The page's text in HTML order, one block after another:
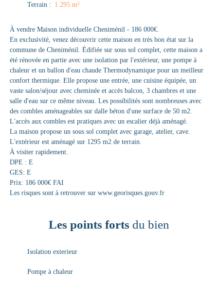
Terrain : 1 295 m²
À vendre Maison individuelle Cheniménil - 186 000€.
En exclusivité, venez découvrir cette maison en très bon état sur la
commune de Cheniménil. Édifiée sur sous sol complet, cette maison a
été rénovée en partie avec une isolation par l'extérieur, une pompe à
chaleur et un ballon d'eau chaude Thermodynamique pour un meilleur
confort thermique. Elle propose une entrée, une cuisine équipée, un
vaste salon/séjour avec cheminée et accès balcon, 3 chambres et une
salle d'eau sur ce même niveau. Les possibilités sont nombreuses avec
des combles aménageables sur dalle béton d'une surface de 50 m2.
L'accès aux combles est pratiques avec un escalier déjà aménagé.
La maison propose un sous sol complet avec garage, atelier, cave.
L'extérieur est aménagé sur 1295 m2 de terrain.
À visiter rapidement.
DPE : E
GES: E
Prix: 186 000€ FAI
Les risques sont à retrouver sur www.georisques.gouv.fr
Les points forts du bien
Isolation exterieur
Pompe à chaleur